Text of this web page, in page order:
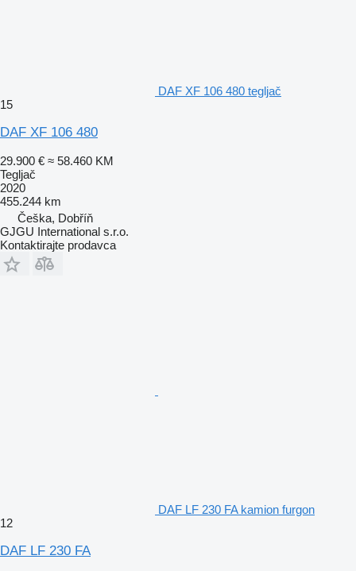
DAF XF 106 480 tegljač
15
DAF XF 106 480
29.900 € ≈ 58.460 KM
Tegljač
2020
455.244 km
Češka, Dobříň
GJGU International s.r.o.
Kontaktirajte prodavca
DAF LF 230 FA kamion furgon
12
DAF LF 230 FA